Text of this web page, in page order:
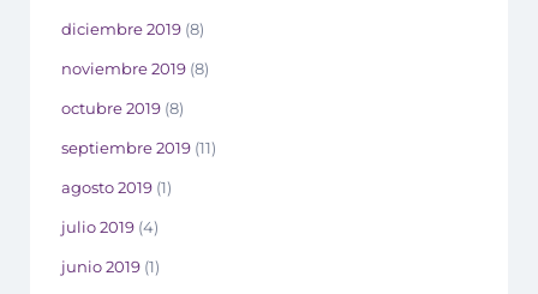
diciembre 2019 (8)
noviembre 2019 (8)
octubre 2019 (8)
septiembre 2019 (11)
agosto 2019 (1)
julio 2019 (4)
junio 2019 (1)